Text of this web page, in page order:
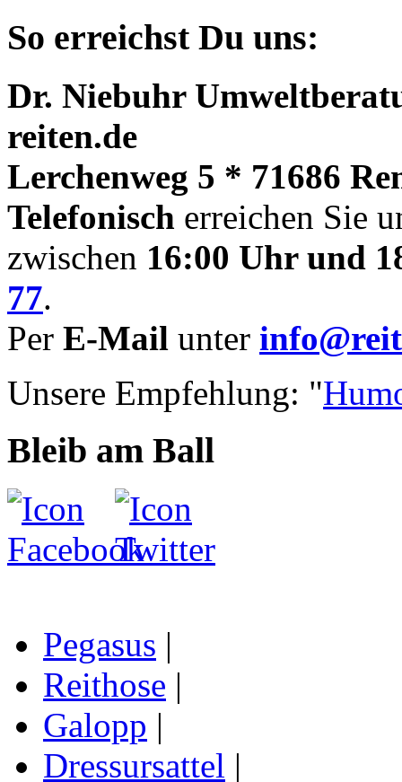
So erreichst Du uns:
Dr. Niebuhr
reiten.de
Lerchenweg 5 * 71686
Telefonisch erreichen Sie
zwischen 16:00 Uhr und
77.
Per E-Mail unter
Unsere Empfehlung: "
Bleib am Ball
Pegasus |
Reithose |
Galopp |
Dressursattel |